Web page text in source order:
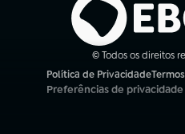
© Todos os direitos
Política de Privacidade
(abre em nova aba) (abre
Preferências de privacidade